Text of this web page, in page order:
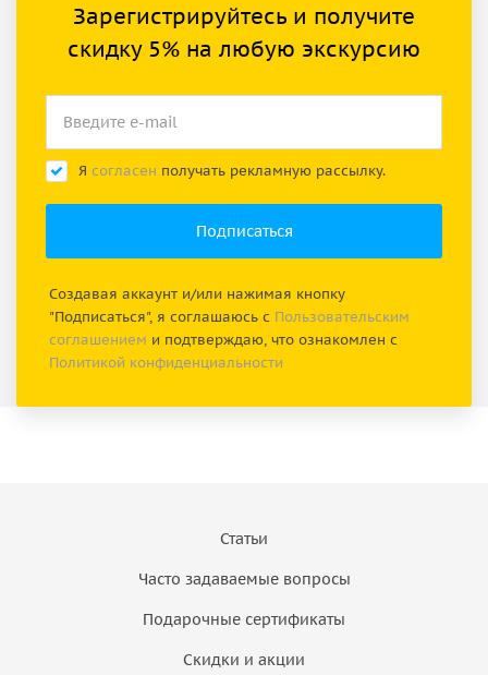
Зарегистрируйтесь и получите
скидку 5% на любую экскурсию
Я согласен получать рекламную рассылку.
Создавая аккаунт и/или нажимая кнопку
"Подписаться", я соглашаюсь с Пользовательским
соглашением и подтверждаю, что ознакомлен с
Политикой конфиденциальности
Статьи
Часто задаваемые вопросы
Подарочные сертификаты
Скидки и акции